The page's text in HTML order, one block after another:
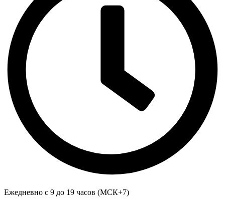
Ежедневно с 9 до 19 часов (МСК+7)